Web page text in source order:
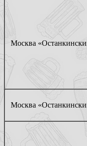
Москва
Москва